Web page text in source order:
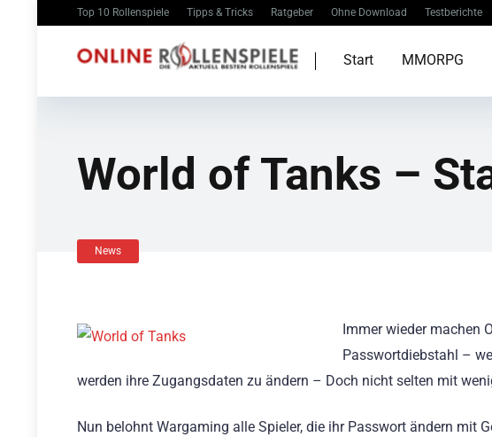
Top 10 Rollenspiele Tipps & Tricks Ratgeber Ohne Download Testberichte
Start MMORPG
World of Tanks –
News
Immer wieder machen
Passwortdiebstahl –
werden ihre Zugangsdaten zu ändern – Doch nicht selten mit
Nun belohnt Wargaming alle Spieler, die ihr Passwort ändern mit